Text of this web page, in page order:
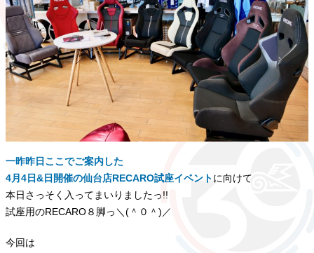
一昨昨日ここでご案内した
4月4日&日開催の仙台店RECARO試座イベントに向けて
本日さっそく入ってまいりましたっ!!
試座用のRECARO８脚っ＼(＾０＾)／
今回は